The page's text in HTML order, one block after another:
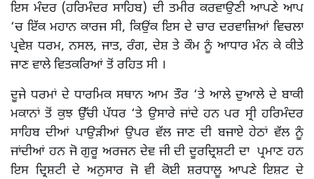
ਇਸ ਮੰਦਰ (ਹਰਿਮੰਦਰ ਸਾਹਿਬ) ਦੀ ਤਮੀਰ ਕਰਵਾਉਣੀ ਆਪਣੇ ਆਪ
‘ਚ ਇੱਕ ਮਹਾਨ ਕਾਰਜ ਸੀ, ਕਿਉਂਕ ਇਸ ਦੇ ਚਾਰ ਦਰਵਾਜ਼ਿਆਂ ਵਿਚਲਾ
ਪ੍ਰਵੇਸ਼ ਧਰਮ, ਨਸਲ, ਜਾਤ, ਰੰਗ, ਦੇਸ਼ ਤੇ ਕੌਮ ਨੂੰ ਆਧਾਰ ਮੰਨ ਕੇ ਕੀਤੇ
ਜਾਣ ਵਾਲੇ ਵਿਤਕਰਿਆਂ ਤੋਂ ਰਹਿਤ ਸੀ ।
ਦੂਜੇ ਧਰਮਾਂ ਦੇ ਧਾਰਮਿਕ ਸਥਾਨ ਆਮ ਤੌਰ ‘ਤੇ ਆਲੇ ਦੁਆਲੇ ਦੇ ਬਾਕੀ
ਮਕਾਨਾਂ ਤੋਂ ਕੁਝ ਉੱਚੀ ਪੱਧਰ ‘ਤੇ ਉਸਾਰੇ ਜਾਂਦੇ ਹਨ ਪਰ ਸ੍ਰੀ ਹਰਿਮੰਦਰ
ਸਾਹਿਬ ਦੀਆਂ ਪਾਉੜੀਆਂ ਉਪਰ ਵੱਲ ਜਾਣ ਦੀ ਬਜਾਏ ਹੇਠਾਂ ਵੱਲ ਨੂੰ
ਜਾਂਦੀਆਂ ਹਨ ਜੋ ਗੁਰੂ ਅਰਜਨ ਦੇਵ ਜੀ ਦੀ ਦੂਰਦ੍ਰਿਸ਼ਟੀ ਦਾ ਪ੍ਰਮਾਣ ਹਨ
ਇਸ ਦ੍ਰਿਸ਼ਟੀ ਦੇ ਅਨੁਸਾਰ ਜੋ ਵੀ ਕੋਈ ਸ਼ਰਧਾਲੂ ਆਪਣੇ ਇਸ਼ਟ ਦੇ